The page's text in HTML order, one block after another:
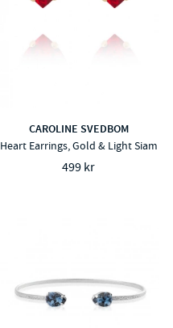
CAROLINE SVEDBOM
Heart Earrings, Gold & Light Siam
499 kr